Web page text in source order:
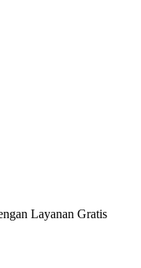
Layanan Gratis